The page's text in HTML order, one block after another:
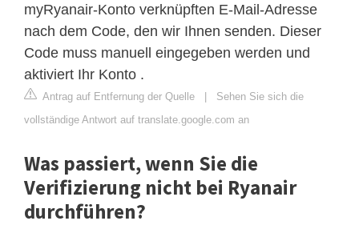
myRyanair-Konto verknüpften E-Mail-Adresse
nach dem Code, den wir Ihnen senden. Dieser
Code muss manuell eingegeben werden und
aktiviert Ihr Konto .
Antrag auf Entfernung der Quelle | Sehen Sie sich die
vollständige Antwort auf translate.google.com an
Was passiert, wenn Sie die
Verifizierung nicht bei Ryanair
durchführen?